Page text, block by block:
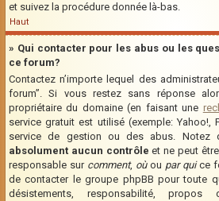
et suivez la procédure donnée là-bas.
Haut
» Qui contacter pour les abus ou les
ce forum?
Contactez n’importe lequel des
forum”. Si vous restez sans réponse
propriétaire du domaine (en faisant une
service gratuit est utilisé (exemple: Yahoo!,
service de gestion ou des abus. Notez
absolument aucun contrôle et ne peut
responsable sur comment, oùou par quice
de contacter le groupe phpBB pour toute
désistements, responsabilité, propos